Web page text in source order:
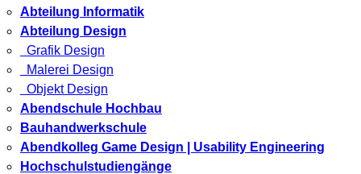
Abteilung Informatik
Abteilung Design
Grafik Design
Malerei Design
Objekt Design
Abendschule Hochbau
Bauhandwerkschule
Abendkolleg Game Design | Usability Engineering
Hochschulstudiengänge